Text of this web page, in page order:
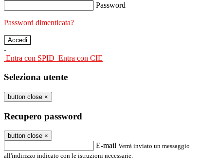
Password
Password dimenticata?
-
Entra con SPID Entra con CIE
Seleziona utente
button close ×
Recupero password
button close ×
E-mail Verrà inviato un messaggio
all'indirizzo indicato con le istruzioni necessarie.